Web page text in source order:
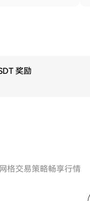
奖励
格交易策略畅享行情